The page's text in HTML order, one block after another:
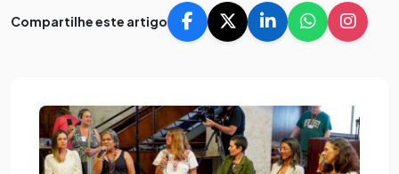
Compartilhe este artigo